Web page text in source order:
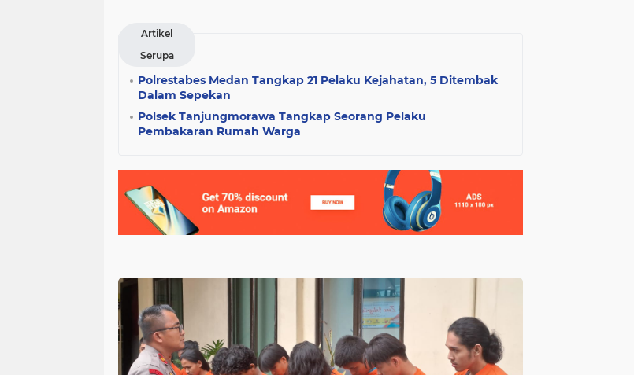
Artikel
Serupa
Polrestabes Medan Tangkap 21 Pelaku Kejahatan, 5 Ditembak
Dalam Sepekan
Polsek Tanjungmorawa Tangkap Seorang Pelaku
Pembakaran Rumah Warga